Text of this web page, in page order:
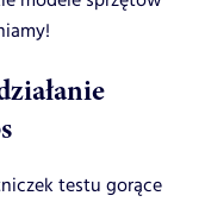
testu gorące